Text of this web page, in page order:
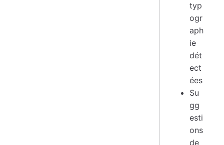
typ
ogr
aph
ie
dét
ect
ées
Su
gg
esti
ons
de